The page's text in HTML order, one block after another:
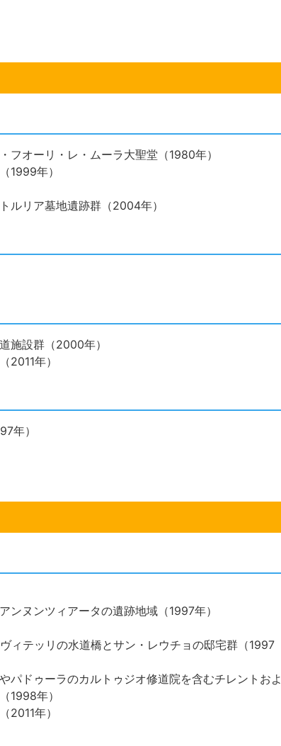
フオーリ・レ・ムーラ大聖堂（1980年）
1999年）
ルリア墓地遺跡群（2004年）
施設群（2000年）
2011年）
年）
ヌンツィアータの遺跡地域（1997年）
ィテッリの水道橋とサン・レウチョの邸宅群（1997
パドゥーラのカルトゥジオ修道院を含むチレントおよ
1998年）
2011年）